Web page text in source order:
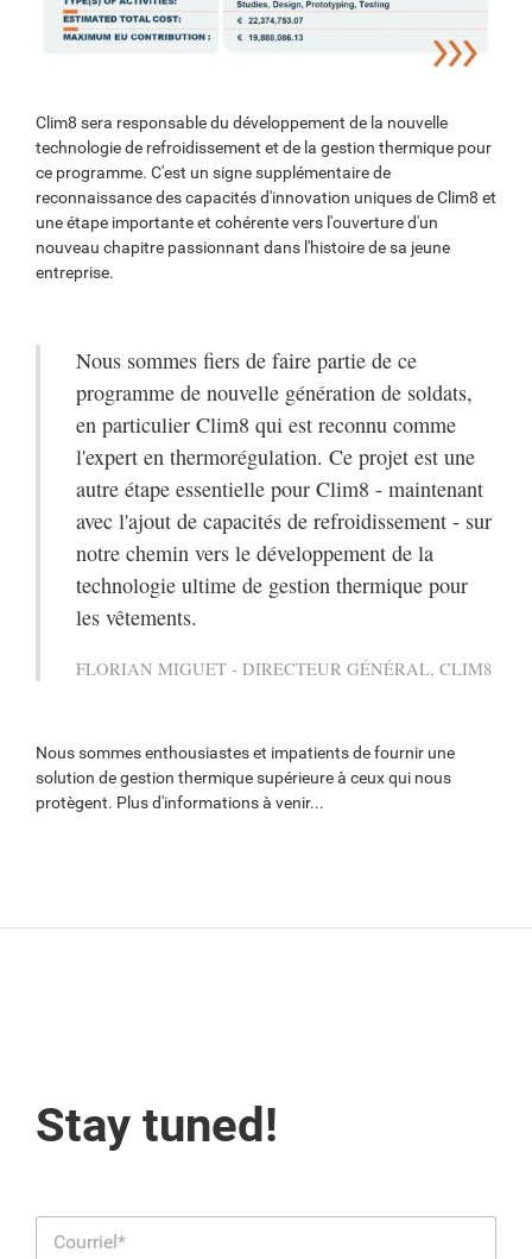
Clim8 sera responsable du développement de la nouvelle
technologie de refroidissement et de la gestion thermique pour
ce programme. C'est un signe supplémentaire de
reconnaissance des capacités d'innovation uniques de Clim8 et
une étape importante et cohérente vers l'ouverture d'un
nouveau chapitre passionnant dans l'histoire de sa jeune
entreprise.
Nous sommes fiers de faire partie de ce
programme de nouvelle génération de soldats,
en particulier Clim8 qui est reconnu comme
l'expert en thermorégulation. Ce projet est une
autre étape essentielle pour Clim8 - maintenant
avec l'ajout de capacités de refroidissement - sur
notre chemin vers le développement de la
technologie ultime de gestion thermique pour
les vêtements.
FLORIAN MIGUET - DIRECTEUR GÉNÉRAL, CLIM8
Nous sommes enthousiastes et impatients de fournir une
solution de gestion thermique supérieure à ceux qui nous
protègent. Plus d'informations à venir...
Stay tuned!